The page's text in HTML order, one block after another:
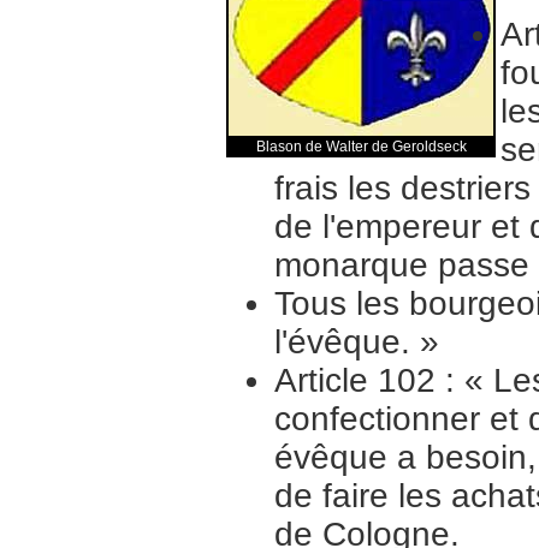
Blason de Walter de Geroldseck
frais les
de l'empereur et
monarque
Tous les
l'évêque. »
Article 102 : «
confectionner et
évêque a
de faire les
de Cologne.